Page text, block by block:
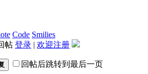
Code Smilies
帖 登录 | 欢迎注册
回帖后跳转到最后一页